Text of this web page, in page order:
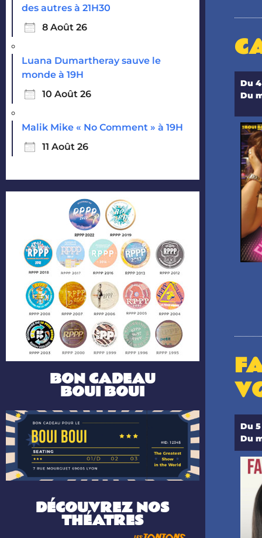
des autres à 21H30
8 Août 26
Luana Dumartheray sauve le
monde à 19H
10 Août 26
Malik Mike « No Comment » à 19H
11 Août 26
BON CADEAU
BOUI BOUI
DÉCOUVREZ NOS
THÉATRES
Du
Du
Du
Du